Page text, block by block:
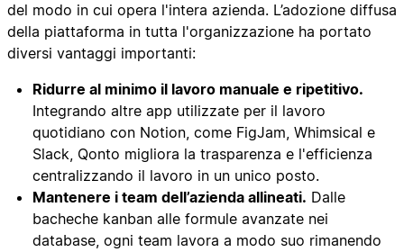
del modo in cui opera l'intera azienda. L’adozione diffusa
della piattaforma in tutta l'organizzazione ha portato
diversi vantaggi importanti:
Ridurre al minimo il lavoro manuale e ripetitivo.
Integrando altre app utilizzate per il lavoro
quotidiano con Notion, come FigJam, Whimsical e
Slack, Qonto migliora la trasparenza e l'efficienza
centralizzando il lavoro in un unico posto.
Mantenere i team dell’azienda allineati. Dalle
bacheche kanban alle formule avanzate nei
database, ogni team lavora a modo suo rimanendo